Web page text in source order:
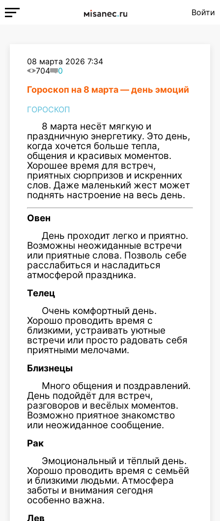
Войти
08 марта 2026 7:34
704
0
Гороскоп на 8 марта — день эмоций
ГОРОСКОП
8 марта несёт мягкую и
праздничную энергетику. Это день,
когда хочется больше тепла,
общения и красивых моментов.
Хорошее время для встреч,
приятных сюрпризов и искренних
слов. Даже маленький жест может
поднять настроение на весь день.
Овен
День проходит легко и приятно.
Возможны неожиданные встречи
или приятные слова. Позволь себе
расслабиться и насладиться
атмосферой праздника.
Телец
Очень комфортный день.
Хорошо проводить время с
близкими, устраивать уютные
встречи или просто радовать себя
приятными мелочами.
Близнецы
Много общения и поздравлений.
День подойдёт для встреч,
разговоров и весёлых моментов.
Возможно приятное знакомство
или неожиданное сообщение.
Рак
Эмоциональный и тёплый день.
Хорошо проводить время с семьёй
и близкими людьми. Атмосфера
заботы и внимания сегодня
особенно важна.
Лев